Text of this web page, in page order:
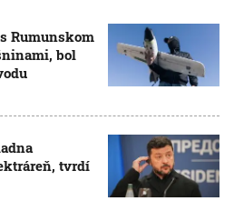
Rumunskom
bol
tvrdí